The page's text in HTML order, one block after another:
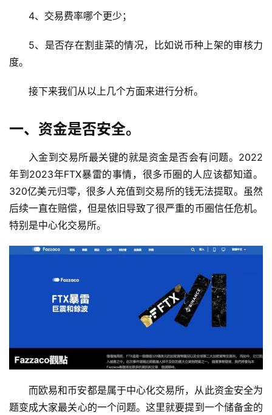
4、交易费率哪个更少；
5、是否存在割韭菜的情况，比如说币种上架的审核力
度。
接下来我们从以上几个方面来进行分析。
一、资金是否安全。
入金到交易所最关键的就是资金是否会有问题。2022
年到2023年FTX暴雷的事情，很多币圈的人应该都知道。
320亿美元归零，很多人充值到交易所的钱无法提取。虽然
后续一直在赔偿，但是依旧导致了很严重的币圈信任危机。
特别是中心化交易所。
而欧易和币安都是属于中心化交易所，从此资金安全为
题变成大家最关心的一个问题。这里就要提到一个储备金的